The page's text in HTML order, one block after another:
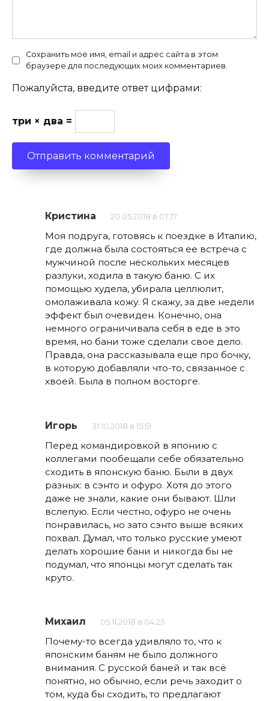
Сохранить моё имя, email и адрес сайта в этом
браузере для последующих моих комментариев.
Пожалуйста, введите ответ цифрами:
три × два =
Кристина 20.05.2018 в 07:17
Моя подруга, готовясь к поездке в Италию,
где должна была состояться ее встреча с
мужчиной после нескольких месяцев
разлуки, ходила в такую баню. С их
помощью худела, убирала целлюлит,
омолаживала кожу. Я скажу, за две недели
эффект был очевиден. Конечно, она
немного ограничивала себя в еде в это
время, но бани тоже сделали свое дело.
Правда, она рассказывала еще про бочку,
в которую добавляли что-то, связанное с
хвоей. Была в полном восторге.
Игорь 31.10.2018 в 15:51
Перед командировкой в японию с
коллегами пообещали себе обязательно
сходить в японскую баню. Были в двух
разных: в сэнто и офуро. Хотя до этого
даже не знали, какие они бывают. Шли
вслепую. Если честно, офуро не очень
понравилась, но зато сэнто выше всяких
похвал. Думал, что только русские умеют
делать хорошие бани и никогда бы не
подумал, что японцы могут сделать так
круто.
Михаил 05.11.2018 в 04:25
Почему-то всегда удивляло то, что к
японским баням не было должного
внимания. С русской баней и так всё
понятно, но обычно, если речь заходит о
том, куда бы сходить, то предлагают